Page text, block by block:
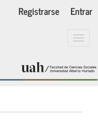
Registrarse
Entrar